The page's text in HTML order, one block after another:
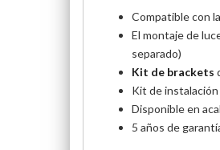
Compatible con
El montaje de
separado)
Kit de brackets
Kit de
Disponible en
5 años de